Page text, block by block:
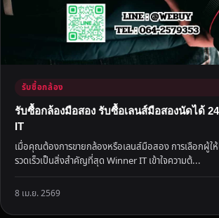
รับซื้อกล้อง
รับซื้อกล้องมือสอง รับซื้อเลนส์มือสองนัดได้
IT
เมื่อคุณต้องการขายกล้องหรือเลนส์มือสอง การเลือกผู้ให้
รวดเร็วเป็นสิ่งสำคัญที่สุด Winner IT เข้าใจความต้...
8 เม.ย. 2569